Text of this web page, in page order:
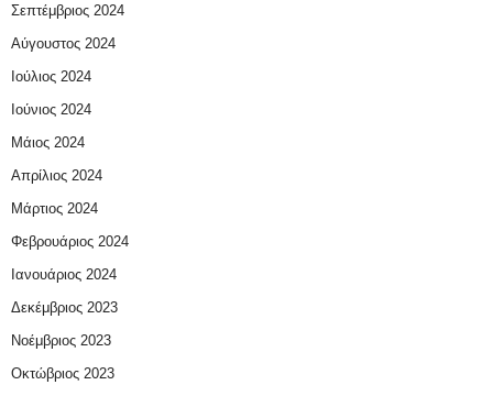
Σεπτέμβριος 2024
Αύγουστος 2024
Ιούλιος 2024
Ιούνιος 2024
Μάιος 2024
Απρίλιος 2024
Μάρτιος 2024
Φεβρουάριος 2024
Ιανουάριος 2024
Δεκέμβριος 2023
Νοέμβριος 2023
Οκτώβριος 2023